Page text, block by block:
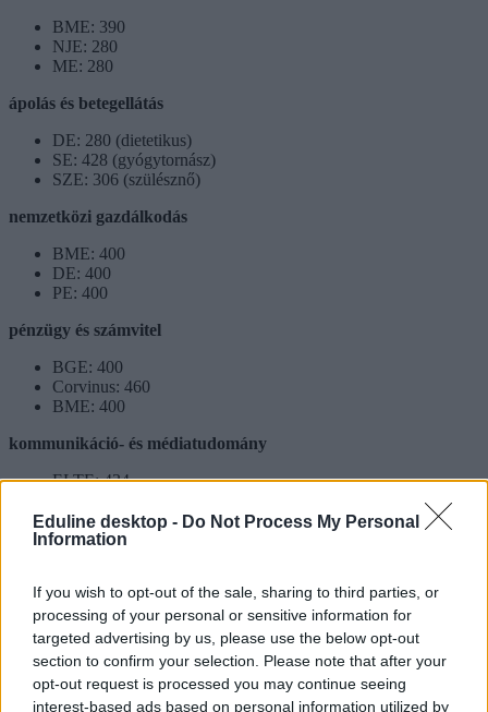
Eduline desktop - Do Not Process My Personal
Information
If you wish to opt-out of the sale, sharing to third parties, or
processing of your personal or sensitive information for
targeted advertising by us, please use the below opt-out
section to confirm your selection. Please note that after your
opt-out request is processed you may continue seeing
interest-based ads based on personal information utilized by
BME: 390
NJE: 280
ME: 280
ápolás és betegellátás
DE: 280 (dietetikus)
SE: 428 (gyógytornász)
SZE: 306 (szülésznő)
nemzetközi gazdálkodás
BME: 400
DE: 400
PE: 400
pénzügy és számvitel
BGE: 400
Corvinus: 460
BME: 400
kommunikáció- és médiatudomány
ELTE: 434
PPKE: 401
ELTE: 428
DE: 366
EKKE: 310
SZTE: 280